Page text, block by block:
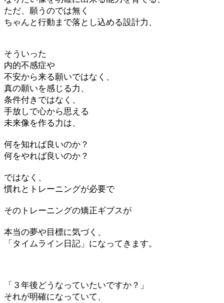
ただ、願うのでは無く
ちゃんと行動まで落とし込める設計力、
そういった
内的不感症や
不安から来る願いではなく、
真の願いを感じる力、
条件付きではなく、
手放しで心から思える
未来像を作る力は、
何を知れば良いのか？
何をやれば良いのか？
ではなく、
慣れとトレーニングが必要で
そのトレーニングの矯正ギブスが
本当の夢や目標に気づく、
「タイムライン日記」になってきます。
「３年後どうなっていたいですか？」
それが明確になっていて、